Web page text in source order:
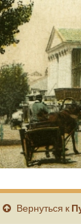
Вернуться к